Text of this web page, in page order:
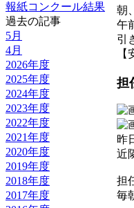
報紙コンクール結果
過去の記事
5月
4月
2026年度
2025年度
2024年度
2023年度
2022年度
2021年度
2020年度
2019年度
2018年度
2017年度
朝
午
引
担
昨
近
担
毎